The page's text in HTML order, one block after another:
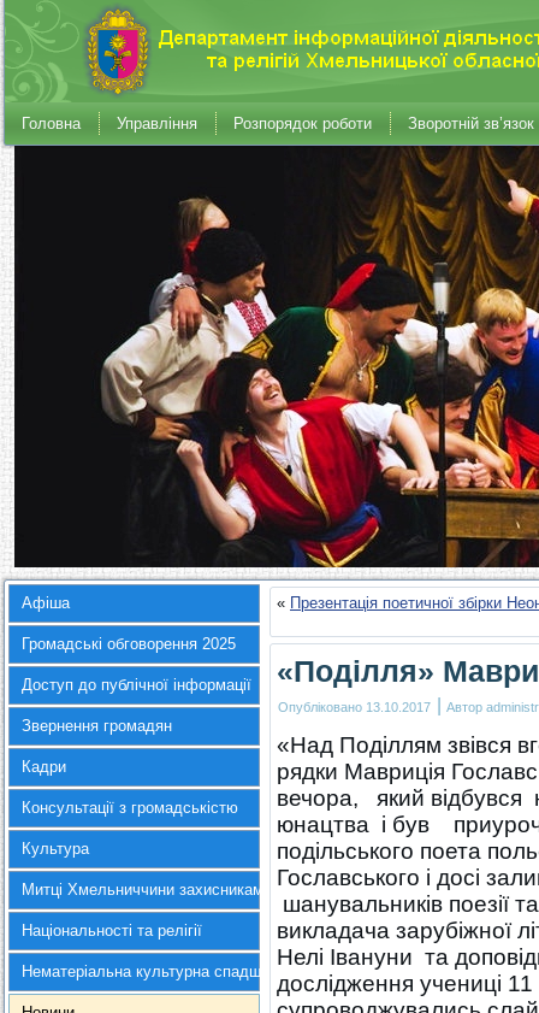
Головна Управління Розпорядок роботи Зворотній зв’язок
Афіша
Громадські обговорення 2025
Доступ до публічної інформації
Звернення громадян
Кадри
Консультації з громадськістю
Культура
Митці Хмельниччини захисникам України
Національності та релігії
Нематеріальна культурна спадщина
« Презентація поетичної збірки
«Поділля»
Опубліковано 13.10.2017 | Автор
«Над Поділлям звівся
рядки Мавриція
вечора, який відбувся
юнацтва і був
подільського поета
Гославського і досі
шанувальників поезії
викладача зарубіжної
Нелі Івануни та
дослідження учениці 11